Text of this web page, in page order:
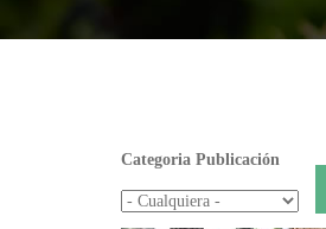
Categoria Publicación